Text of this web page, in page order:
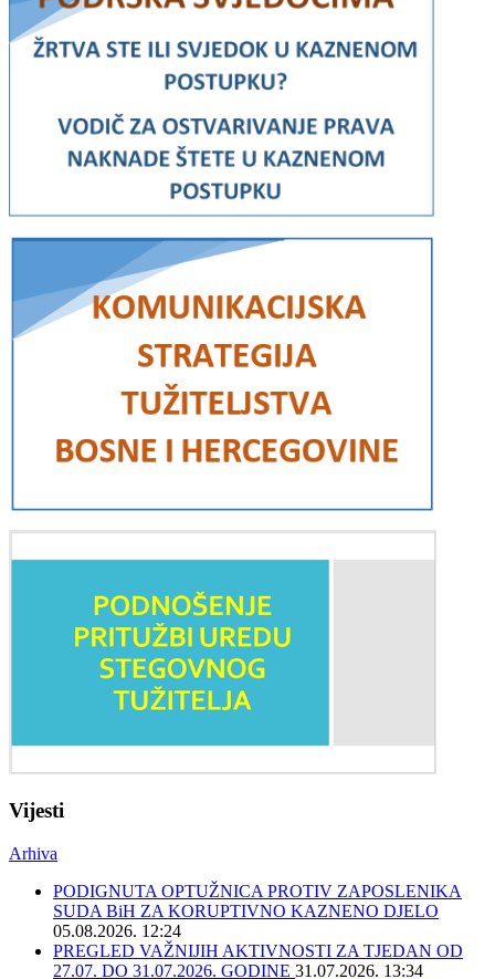
Vijesti
Arhiva
PODIGNUTA OPTUŽNICA PROTIV ZAPOSLENIKA
SUDA BiH ZA KORUPTIVNO KAZNENO DJELO
05.08.2026. 12:24
PREGLED VAŽNIJIH AKTIVNOSTI ZA TJEDAN OD
27.07. DO 31.07.2026. GODINE 31.07.2026. 13:34